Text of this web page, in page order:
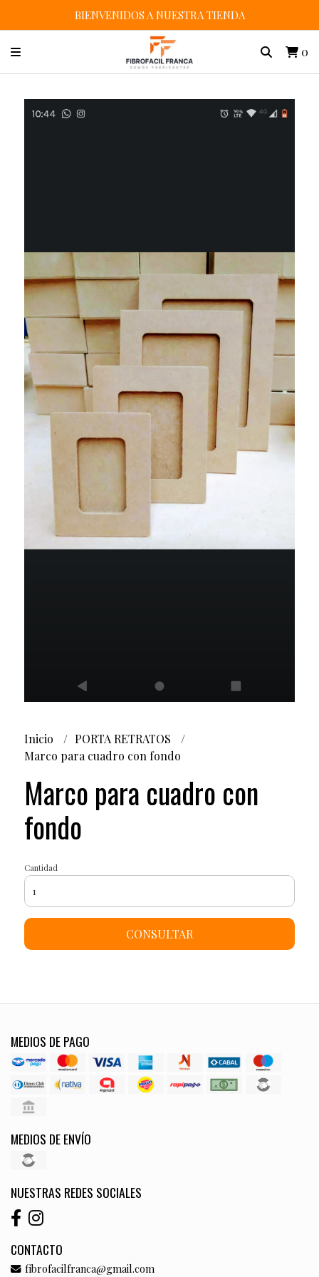
BIENVENIDOS A NUESTRA TIENDA
0
Inicio
PORTA RETRATOS
Marco para cuadro con fondo
Marco para cuadro con
fondo
Cantidad
CONSULTAR
MEDIOS DE PAGO
MEDIOS DE ENVÍO
NUESTRAS REDES SOCIALES
CONTACTO
fibrofacilfranca@gmail.com